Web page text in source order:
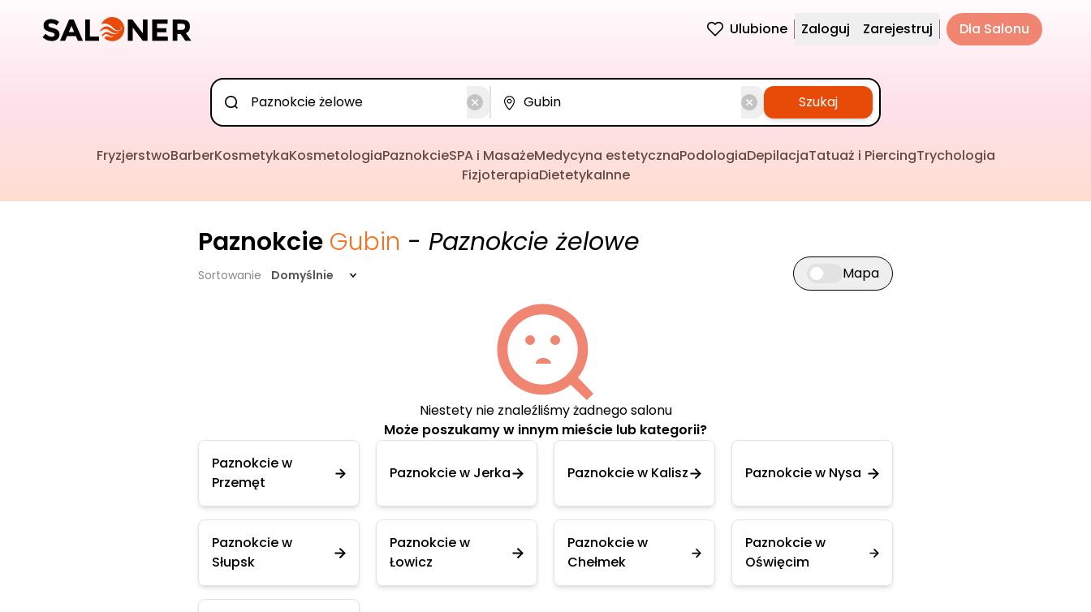
Ulubione Zaloguj Zarejestruj Dla Salonu
Szukaj
FryzjerstwoBarberKosmetykaKosmetologiaPaznokcieSPA i MasażeMedycyna estetycznaPodologiaDepilacjaTatuaż i PiercingTrychologia
FizjoterapiaDietetykaInne
Paznokcie Gubin - Paznokcie żelowe
Sortowanie Domyślnie Przełącz widok mapy
Mapa
Niestety nie znaleźliśmy żadnego salonu
Może poszukamy w innym mieście lub kategorii?
Paznokcie w
Przemęt
Paznokcie w Jerka Paznokcie w Kalisz Paznokcie w Nysa
Paznokcie w
Słupsk
Paznokcie w
Łowicz
Paznokcie w
Chełmek
Paznokcie w
Oświęcim